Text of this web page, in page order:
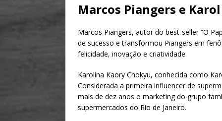
Marcos Piangers e
Marcos Piangers, autor do best-seller “O
de sucesso e transformou Piangers em
felicidade, inovação e criatividade.
Karolina Kaory Chokyu, conhecida como
Considerada a primeira influencer de
mais de dez anos o marketing do grupo
supermercados do Rio de Janeiro.